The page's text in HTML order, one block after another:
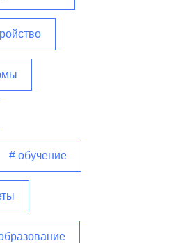
# обучение